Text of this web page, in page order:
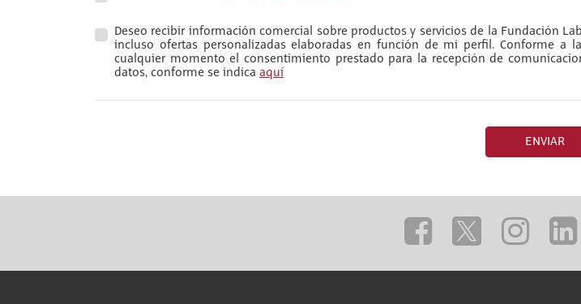
Deseo recibir información comercial sobre productos y servicios de la Fundación
incluso ofertas personalizadas elaboradas en función de mi perfil. Conforme a
cualquier momento el consentimiento prestado para la recepción de
datos, conforme se indica aquí
ENVIAR